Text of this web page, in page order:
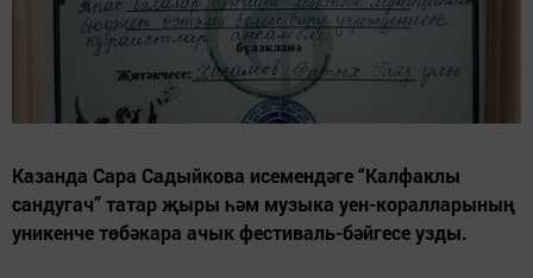
Казанда Сара Садыйкова исемендәге “Калфаклы
сандугач” татар җыры һәм музыка уен-коралларының
уникенче төбәкара ачык фестиваль-бәйгесе узды.